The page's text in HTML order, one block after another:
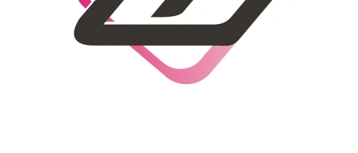
DOPORUČUJEME